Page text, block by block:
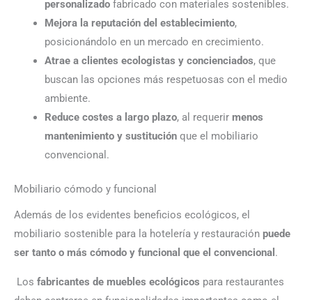
personalizadofabricado con materiales sostenibles.
Mejora la reputación del establecimiento,
posicionándolo en un mercado en crecimiento.
Atrae a clientes ecologistas y concienciados, que
buscan las opciones más respetuosas con el medio
ambiente.
Reduce costes a largo plazo, al requerirmenos
mantenimiento y sustituciónque el mobiliario
convencional.
Mobiliario cómodo y funcional
Además de los evidentes beneficios ecológicos, el
mobiliario sostenible para la hotelería y restauración puede
ser tanto o más cómodo y funcional que el convencional .
Los fabricantes de muebles ecológicos para restaurantes